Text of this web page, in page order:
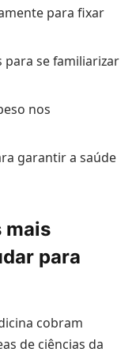
para fixar
para se familiarizar
nos
garantir a saúde
mais
para
cobram
de ciências da